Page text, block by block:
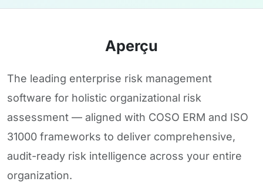
Aperçu
The leading enterprise risk management
software for holistic organizational risk
assessment — aligned with COSO ERM and ISO
31000 frameworks to deliver comprehensive,
audit-ready risk intelligence across your entire
organization.